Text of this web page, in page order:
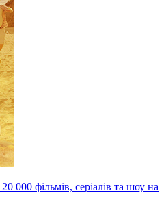
000 фільмів, серіалів та шоу на